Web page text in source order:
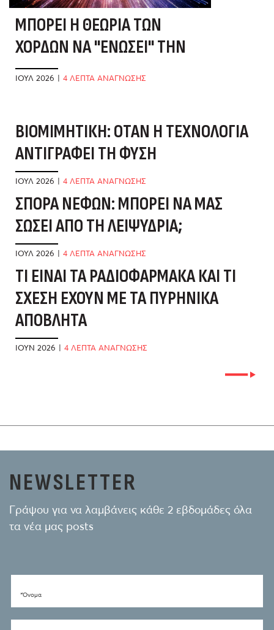
ΜΠΟΡΕΊ Η ΘΕΩΡΊΑ ΤΩΝ
ΧΟΡΔΏΝ ΝΑ "ΕΝΏΣΕΙ" ΤΗΝ
ΕΠΙΣΤΉΜΗ;
ΙΟΎΛ 2026 | 4 ΛΕΠΤΑ ΑΝΑΓΝΩΣΗΣ
ΒΙΟΜΙΜΗΤΙΚΉ: ΌΤΑΝ Η ΤΕΧΝΟΛΟΓΊΑ
ΑΝΤΙΓΡΆΦΕΙ ΤΗ ΦΎΣΗ
ΙΟΎΛ 2026 | 4 ΛΕΠΤΑ ΑΝΑΓΝΩΣΗΣ
ΣΠΟΡΆ ΝΕΦΏΝ: ΜΠΟΡΕΊ ΝΑ ΜΑΣ
ΣΏΣΕΙ ΑΠΌ ΤΗ ΛΕΙΨΥΔΡΊΑ;
ΙΟΎΛ 2026 | 4 ΛΕΠΤΑ ΑΝΑΓΝΩΣΗΣ
ΤΙ ΕΊΝΑΙ ΤΑ ΡΑΔΙΟΦΆΡΜΑΚΑ ΚΑΙ ΤΙ
ΣΧΈΣΗ ΈΧΟΥΝ ΜΕ ΤΑ ΠΥΡΗΝΙΚΆ
ΑΠΌΒΛΗΤΑ
ΙΟΎΝ 2026 | 4 ΛΕΠΤΑ ΑΝΑΓΝΩΣΗΣ
NEWSLETTER
Γράψου για να λαμβάνεις κάθε 2 εβδομάδες όλα
τα νέα μας posts
*Όνομα